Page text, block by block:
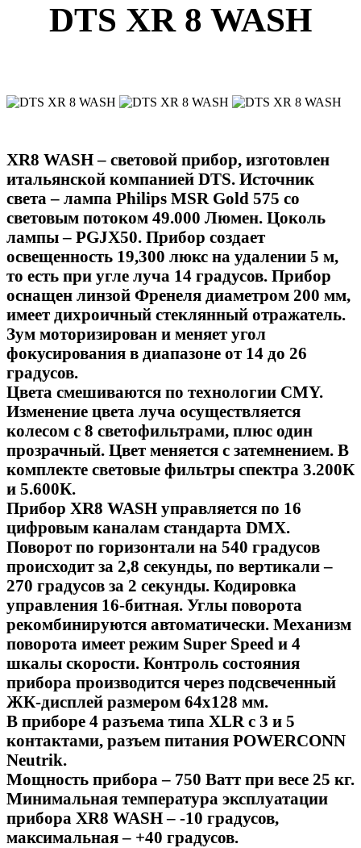
DTS XR 8 WASH
XR8 WASH – световой прибор, изготовлен
итальянской компанией DTS. Источник
света – лампа Philips MSR Gold 575 со
световым потоком 49.000 Люмен. Цоколь
лампы – PGJX50. Прибор создает
освещенность 19,300 люкс на удалении 5 м,
то есть при угле луча 14 градусов. Прибор
оснащен линзой Френеля диаметром 200 мм,
имеет дихроичный стеклянный отражатель.
Зум моторизирован и меняет угол
фокусирования в диапазоне от 14 до 26
градусов.
Цвета смешиваются по технологии CMY.
Изменение цвета луча осуществляется
колесом с 8 светофильтрами, плюс один
прозрачный. Цвет меняется с затемнением. В
комплекте световые фильтры спектра 3.200К
и 5.600К.
Прибор XR8 WASH управляется по 16
цифровым каналам стандарта DMX.
Поворот по горизонтали на 540 градусов
происходит за 2,8 секунды, по вертикали –
270 градусов за 2 секунды. Кодировка
управления 16-битная. Углы поворота
рекомбинируются автоматически. Механизм
поворота имеет режим Super Speed и 4
шкалы скорости. Контроль состояния
прибора производится через подсвеченный
ЖК-дисплей размером 64х128 мм.
В приборе 4 разъема типа XLR с 3 и 5
контактами, разъем питания POWERCONN
Neutrik.
Мощность прибора – 750 Ватт при весе 25 кг.
Минимальная температура эксплуатации
прибора XR8 WASH – -10 градусов,
максимальная – +40 градусов.